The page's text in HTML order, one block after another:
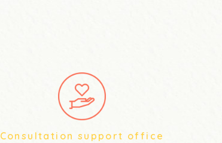
Consultation support office